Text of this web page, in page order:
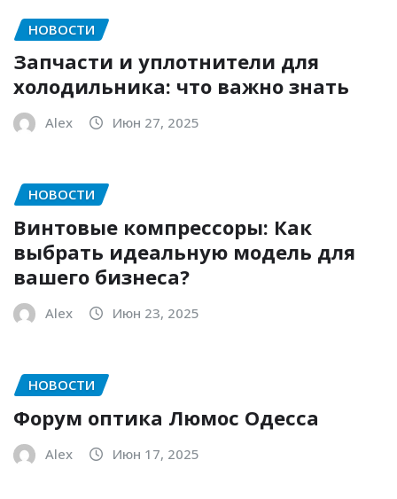
НОВОСТИ
Запчасти и уплотнители для
холодильника: что важно знать
Alex Июн 27, 2025
НОВОСТИ
Винтовые компрессоры: Как
выбрать идеальную модель для
вашего бизнеса?
Alex Июн 23, 2025
НОВОСТИ
Форум оптика Люмос Одесса
Alex Июн 17, 2025